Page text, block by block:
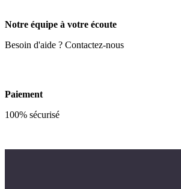
Notre équipe à votre écoute
Besoin d'aide ? Contactez-nous
Paiement
100% sécurisé